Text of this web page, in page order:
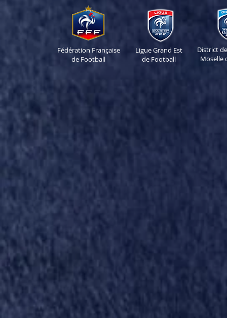
Fédération Française
de Football
Ligue Grand Est
de Football
District
Moselle